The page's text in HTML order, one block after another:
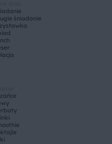
śniadanie